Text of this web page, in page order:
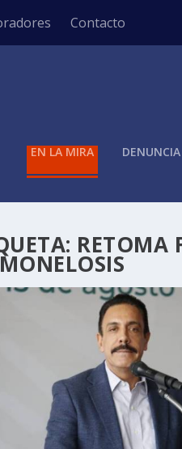
Contacto
EN LA MIRA
RETOMA